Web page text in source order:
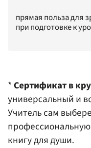
прямая польза для
при подготовке к
* Сертификат в
универсальный и
Учитель сам
книгу для души.